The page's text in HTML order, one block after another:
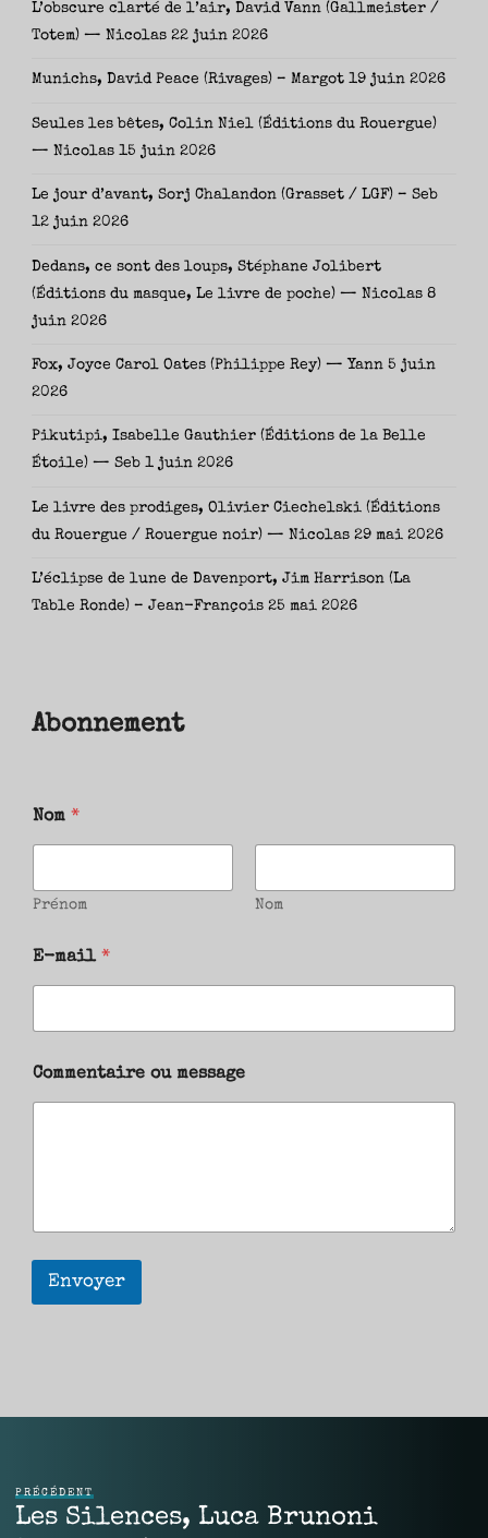
L’obscure clarté de l’air, David Vann (Gallmeister /
Totem) — Nicolas 22 juin 2026
Munichs, David Peace (Rivages) – Margot 19 juin 2026
Seules les bêtes, Colin Niel (Éditions du Rouergue)
— Nicolas 15 juin 2026
Le jour d’avant, Sorj Chalandon (Grasset / LGF) – Seb
12 juin 2026
Dedans, ce sont des loups, Stéphane Jolibert
(Éditions du masque, Le livre de poche) — Nicolas 8
juin 2026
Fox, Joyce Carol Oates (Philippe Rey) — Yann 5 juin
2026
Pikutipi, Isabelle Gauthier (Éditions de la Belle
Étoile) — Seb 1 juin 2026
Le livre des prodiges, Olivier Ciechelski (Éditions
du Rouergue / Rouergue noir) — Nicolas 29 mai 2026
L’éclipse de lune de Davenport, Jim Harrison (La
Table Ronde) – Jean-François 25 mai 2026
Abonnement
Nom *
Prénom Nom
E-mail *
Commentaire ou message
Envoyer
PRÉCÉDENT
Les Silences, Luca Brunoni